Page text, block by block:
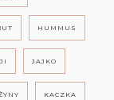
HUMMUS
JAJKO
KACZKA